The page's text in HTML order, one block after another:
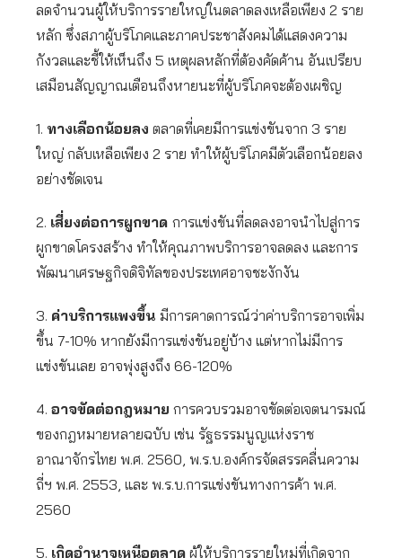
ลดจำนวนผู้ให้บริการรายใหญ่ในตลาดลงเหลือเพียง 2 ราย
หลัก ซึ่งสภาผู้บริโภคและภาคประชาสังคมได้แสดงความ
กังวลและชี้ให้เห็นถึง 5 เหตุผลหลักที่ต้องคัดค้าน อันเปรียบ
เสมือนสัญญาณเตือนถึงหายนะที่ผู้บริโภคจะต้องเผชิญ
1. ทางเลือกน้อยลง ตลาดที่เคยมีการแข่งขันจาก 3 ราย
ใหญ่ กลับเหลือเพียง 2 ราย ทำให้ผู้บริโภคมีตัวเลือกน้อยลง
อย่างชัดเจน
2. เสี่ยงต่อการผูกขาด การแข่งขันที่ลดลงอาจนำไปสู่การ
ผูกขาดโครงสร้าง ทำให้คุณภาพบริการอาจลดลง และการ
พัฒนาเศรษฐกิจดิจิทัลของประเทศอาจชะงักงัน
3. ค่าบริการแพงขึ้น มีการคาดการณ์ว่าค่าบริการอาจเพิ่ม
ขึ้น 7-10% หากยังมีการแข่งขันอยู่บ้าง แต่หากไม่มีการ
แข่งขันเลย อาจพุ่งสูงถึง 66-120%
4. อาจขัดต่อกฎหมาย การควบรวมอาจขัดต่อเจตนารมณ์
ของกฎหมายหลายฉบับ เช่น รัฐธรรมนูญแห่งราช
อาณาจักรไทย พ.ศ. 2560, พ.ร.บ.องค์กรจัดสรรคลื่นความ
ถี่ฯ พ.ศ. 2553, และ พ.ร.บ.การแข่งขันทางการค้า พ.ศ.
2560
5. เกิดอำนาจเหนือตลาด ผู้ให้บริการรายใหม่ที่เกิดจาก